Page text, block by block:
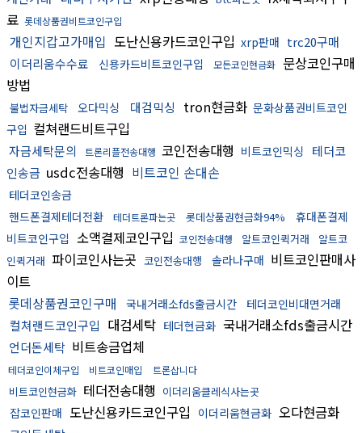
료 롯데상품권비트코인구입
개인지갑고가매입 도난신용카드코인구입 xrp판매 trc20구매
이더리움수수료
신용카드비트코인구입 모든코인현금화 문상코인구매
방법
불법자금세탁 오다믹싱 대검믹싱 tron현금화 문화상품권비트코인
구입 컬쳐랜드비트구입
자금세탁문의 트론리플전송대행 코인전송대행 비트코인믹싱 테더코
인송금 usdc전송대행 비트코인 손대손
테더코인송금
핸드폰결제테더전환
테더트론파는곳 롯데상품권현금화94%
휴대폰결제
비트코인구입 소액결제코인구입 코인전송대행 알트코인퀵거래
알트코
인퀵거래 파이코인사는곳 코인전송대행 솔라나구매 비트코인판매사
이트
롯데상품권코인구매
국내거래소fds출금시간 테더코인비대면거래
컬쳐랜드코인구입 대검세탁 테더현금화 국내거래소fds출금시간
언더돈세탁 비트송금업체
테더코인이체구입 비트코인매입 트론삽니다
비트코인현금화 테더전송대행 이더리움클레식사는곳
잡코인판매 도난신용카드코인구입 이더리움현금화 오다현금화